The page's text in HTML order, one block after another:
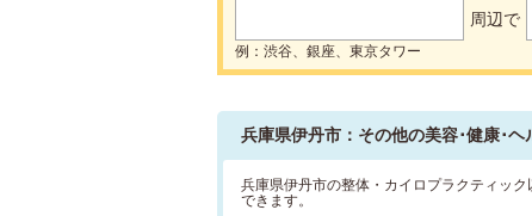
周辺で
例：渋谷、銀座、東京タワー
兵庫県伊丹市：その他の美容･健康･ヘ
兵庫県伊丹市の整体・カイロプラクティッ
できます。